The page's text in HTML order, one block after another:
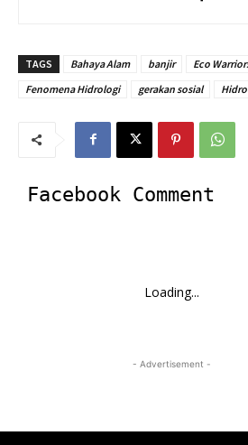
TAGS Bahaya Alam banjir
Eco
Fenomena Hidrologi
gerakan sosial
Facebook Comment
Loading...
- Advertisement -